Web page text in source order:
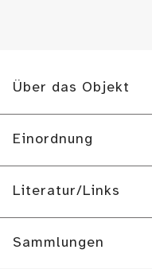
Über das Objekt
Einordnung
Literatur/Links
Sammlungen